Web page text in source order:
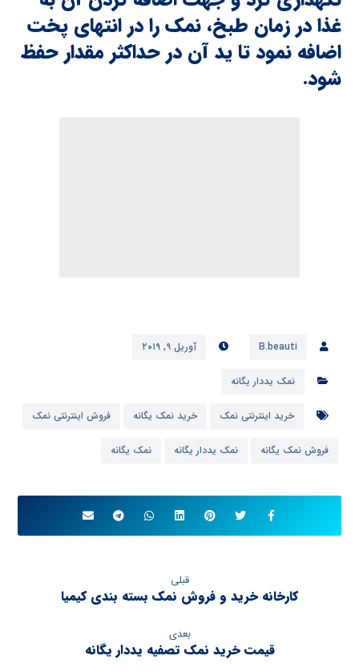
غذا در زمان طبخ، نمک را در انتهای پخت
اضافه نمود تا ید آن در حداکثر مقدار حفظ
شود.
B.beauti آوریل ۹, ۲۰۱۹
نمک یددار یگانه
خرید اینترنتی نمک خرید نمک یگانه فروش اینترنتی نمک
فروش نمک یگانه نمک یددار یگانه نمک یگانه
قبلی
کارخانه خرید و فروش نمک بسته بندی کیمیا
بعدی
قیمت خرید نمک تصفیه یددار یگانه